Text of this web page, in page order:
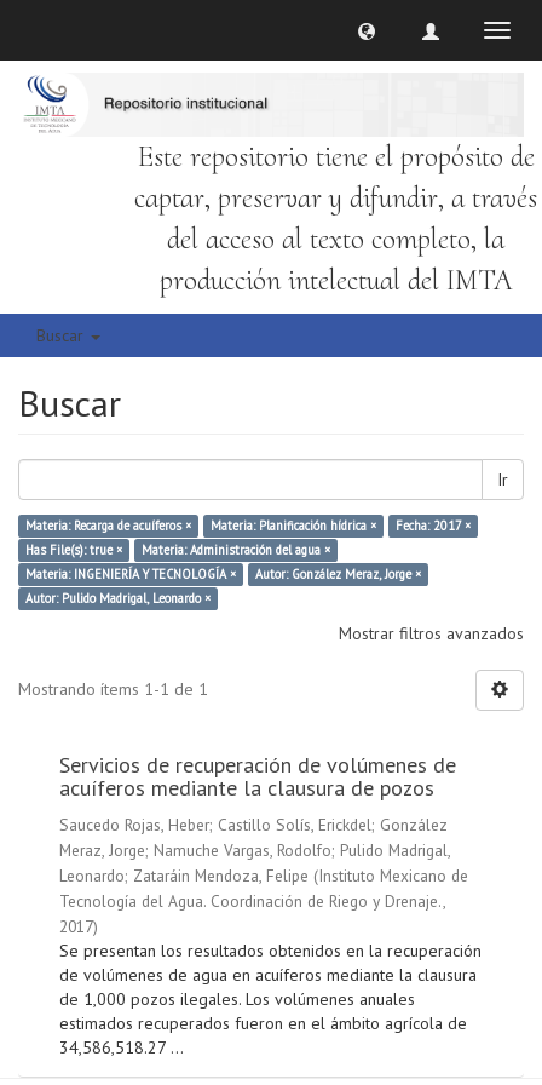
Este repositorio tiene el propósito de
captar, preservar y difundir, a través
del acceso al texto completo, la
producción intelectual del IMTA
Buscar
Buscar
Ir
Materia: Recarga de acuíferos × Materia: Planificación hídrica ×
Fecha: 2017 ×
Has File(s): true ×
Materia: Administración del agua ×
Materia: INGENIERÍA Y TECNOLOGÍA ×
Autor: González Meraz, Jorge ×
Autor: Pulido Madrigal, Leonardo ×
Mostrar filtros avanzados
Mostrando ítems 1-1 de 1
Servicios de recuperación de volúmenes de
acuíferos mediante la clausura de pozos
Saucedo Rojas, Heber; Castillo Solís, Erickdel; González
Meraz, Jorge; Namuche Vargas, Rodolfo; Pulido Madrigal,
Leonardo; Zataráin Mendoza, Felipe (Instituto Mexicano de
Tecnología del Agua. Coordinación de Riego y Drenaje.,
2017)
Se presentan los resultados obtenidos en la recuperación
de volúmenes de agua en acuíferos mediante la clausura
de 1,000 pozos ilegales. Los volúmenes anuales
estimados recuperados fueron en el ámbito agrícola de
34,586,518.27 ...